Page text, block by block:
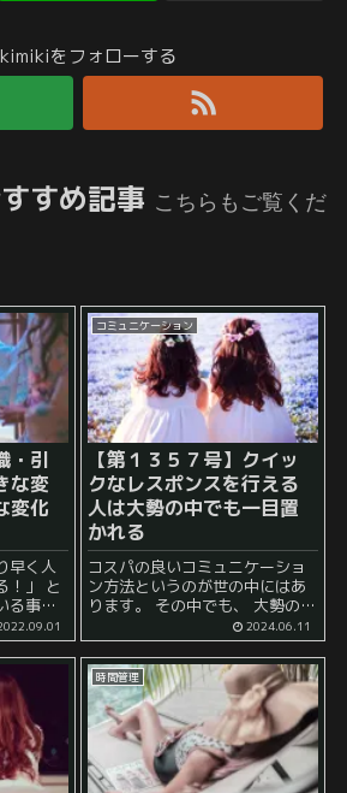
をフォローする
すめ記事 こちらもご覧くだ
・引
な変
変化
早く人
と
る事柄
万円で
コミュニケーション
【第１３５７号】クイッ
クなレスポンスを行える
人は大勢の中でも一目置
かれる
コスパの良いコミュニケーショ
ン方法というのが世の中にはあ
ります。 その中でも、 大勢のチ
ームの中であってもそれとない
レスポンスをクイックに行う人
というのは非常に目立ちます。
特に、チームが大所帯になれば
なるほど、...
2024.06.11
時間管理